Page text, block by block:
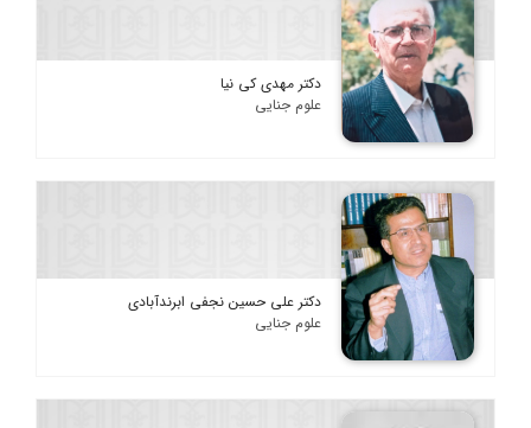
دکتر مهدی کی نیا
علوم جنایی
دکتر علی حسین نجفی ابرندآبادی
علوم جنایی